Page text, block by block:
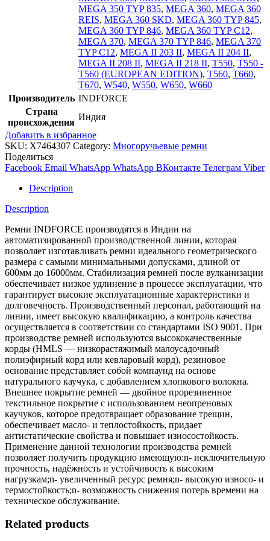
MEGA 350 TYP 835, MEGA 360, MEGA 360
REIS, MEGA 360 SKD, MEGA 360 TYP 845,
MEGA 360 TYP 846, MEGA 360 TYP C12,
MEGA 370, MEGA 370 TYP 846, MEGA 370
TYP C12, MEGA II 203 II, MEGA II 204 II,
MEGA II 208 II, MEGA II 218 II, T550, T550 -
T560 (EUROPEAN EDITION), T560, T660,
T670, W540, W550, W650, W660
Производитель INDFORCE
Страна
происхождения
Индия
Добавить в избранное
SKU: X7464307 Category: Многоручьевые ремни
Поделиться
Facebook Email WhatsApp WhatsApp ВКонтакте Телеграм Viber
Description
Description
Ремни INDFORCE производятся в Индии на
автоматизированной производственной линии, которая
позволяет изготавливать ремни идеального геометрического
размера с самыми минимальными допусками, длиной от
600мм до 16000мм. Стабилизация ремней после вулканизации
обеспечивает низкое удлинение в процессе эксплуатации, что
гарантирует высокие эксплуатационные характеристики и
долговечность. Производственный персонал, работающий на
линии, имеет высокую квалификацию, а контроль качества
осуществляется в соответствии со стандартами ISO 9001. При
производстве ремней используются высококачественные
корды (HMLS — низкорастяжимый малоусадочный
полиэфирный корд или кевларовый корд), резиновое
основание представляет собой компаунд на основе
натурального каучука, с добавлением хлопкового волокна.
Внешнее покрытие ремней — двойное прорезиненное
текстильное покрытие с использованием неопреновых
каучуков, которое предотвращает образование трещин,
обеспечивает масло- и теплостойкость, придает
антистатические свойства и повышает износостойкость.
Применение данной технологии производства ремней
позволяет получить продукцию имеющую:n- исключительную
прочность, надёжность и устойчивость к высоким
нагрузкам;n- увеличенный ресурс ремня;n- высокую износо- и
термостойкость;n- возможность снижения потерь времени на
техническое обслуживание.
Related products